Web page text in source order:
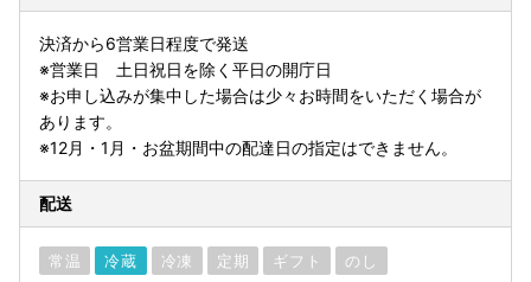
決済から6営業日程度で発送
※営業日 土日祝日を除く平日の開庁日
※お申し込みが集中した場合は少々お時間をいただく場合が
あります。
※12月・1月・お盆期間中の配達日の指定はできません。
配送
常温 冷蔵 冷凍 定期 ギフト のし